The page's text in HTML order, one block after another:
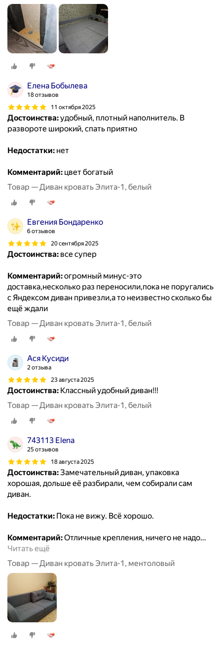
Елена Бобылева
18 отзывов
11 октября 2025
Достоинства:удобный, плотный наполнитель. В
развороте широкий, спать приятно
Недостатки: нет
Комментарий: цвет богатый
Товар — Диван кровать Элита-1, белый
Евгения Бондаренко
6 отзывов
20 сентября 2025
Достоинства: все супер
Комментарий:огромный минус-это
доставка,несколько раз переносили,пока не поругались
с Яндексом диван привезли,а то неизвестно сколько бы
ещё ждали
Товар — Диван кровать Элита-1, белый
Ася Кусиди
2 отзыва
23 августа 2025
Достоинства: Классный удобный диван!!!
Товар — Диван кровать Элита-1, белый
743113 Elena
25 отзывов
18 августа 2025
Достоинства:Замечательный диван, упаковка
хорошая, дольше её разбирали, чем собирали сам
диван.
Недостатки: Пока не вижу. Всё хорошо.
Комментарий:Отличные крепления, ничего не надо…
Читать ещё
Товар — Диван кровать Элита-1, ментоловый